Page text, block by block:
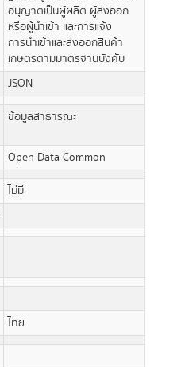
อนุญาตเป็นผู้ผลิต ผู้ส่งออก
หรือผู้นำเข้า และการแจ้ง
การนำเข้าและส่งออกสินค้า
เกษตรตามมาตรฐานบังคับ
JSON
ข้อมูลสาธารณะ
Open Data Common
ไม่มี
ไทย